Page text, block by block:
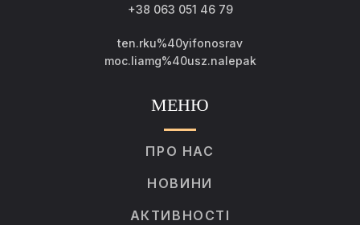
+38 063 051 46 79
ten.rku%40yifonosrav
moc.liamg%40usz.nalepak
МЕНЮ
ПРО НАС
НОВИНИ
АКТИВНОСТІ